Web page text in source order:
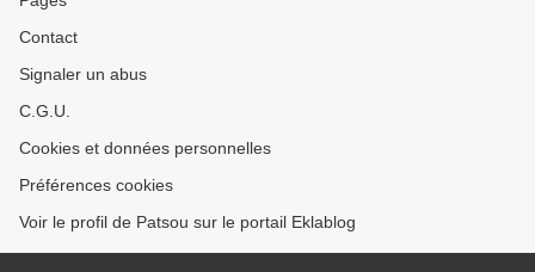
Contact
Signaler un abus
C.G.U.
Cookies et données personnelles
Préférences cookies
Voir le profil de Patsou sur le portail Eklablog